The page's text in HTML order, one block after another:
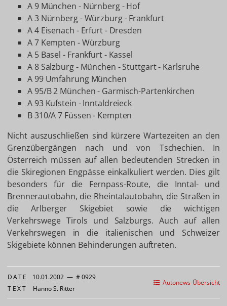
A 9 München - Nürnberg - Hof
A 3 Nürnberg - Würzburg - Frankfurt
A 4 Eisenach - Erfurt - Dresden
A 7 Kempten - Würzburg
A 5 Basel - Frankfurt - Kassel
A 8 Salzburg - München - Stuttgart - Karlsruhe
A 99 Umfahrung München
A 95/B 2 München - Garmisch-Partenkirchen
A 93 Kufstein - Inntaldreieck
B 310/A 7 Füssen - Kempten
Nicht auszuschließen sind kürzere Wartezeiten an den
Grenzübergängen nach und von Tschechien. In
Österreich müssen auf allen bedeutenden Strecken in
die Skiregionen Engpässe einkalkuliert werden. Dies gilt
besonders für die Fernpass-Route, die Inntal- und
Brennerautobahn, die Rheintalautobahn, die Straßen in
die Arlberger Skigebiet sowie die wichtigen
Verkehrswege Tirols und Salzburgs. Auch auf allen
Verkehrswegen in die italienischen und Schweizer
Skigebiete können Behinderungen auftreten.
Autonews-Übersicht
DATE 10.01.2002 — # 0929
TEXT Hanno S. Ritter